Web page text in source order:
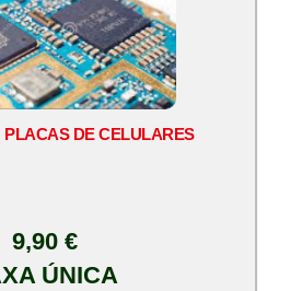
PLACAS DE CELULARES
9,90 €
ÚNICA